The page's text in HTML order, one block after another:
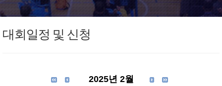
대회일정 및 신청
2025년 2월